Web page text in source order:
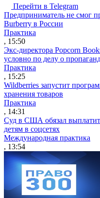
Перейти в Telegram
Предприниматель не смог
Burberry в России
Практика
, 15:50
Экс-директора Popcorn
условно по делу о
Практика
, 15:25
Wildberries запустит
хранения товаров
Практика
, 14:31
Суд в США обязал
детям в соцсетях
Международная практика
, 13:54